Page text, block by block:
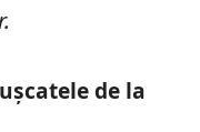
de la